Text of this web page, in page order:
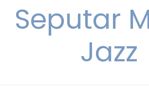
Seputar
Jazz